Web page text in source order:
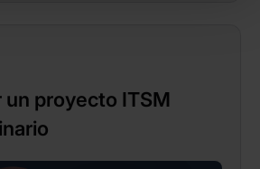
un proyecto ITSM